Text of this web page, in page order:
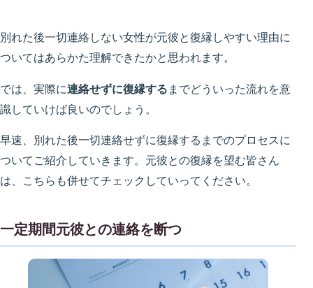
別れた後一切連絡しない女性が元彼と復縁しやすい理由に
ついてはあらかた理解できたかと思われます。
では、実際に連絡せずに復縁する までどういった流れを意
識していけば良いのでしょう。
早速、別れた後一切連絡せずに復縁するまでのプロセスに
ついてご紹介していきます。元彼との復縁を望む皆さん
は、こちらも併せてチェックしていってください。
一定期間元彼との連絡を断つ